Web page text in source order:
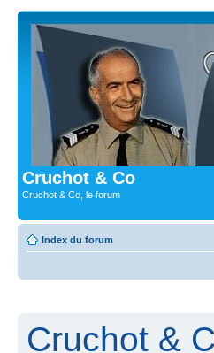
Cruchot & Co
Cruchot & Co, le forum
Index du forum
Cruchot &